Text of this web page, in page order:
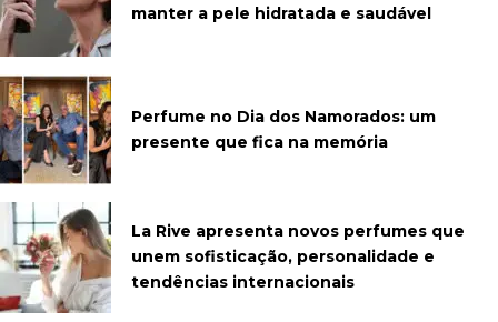
manter a pele hidratada e saudável
Perfume no Dia dos Namorados: um
presente que fica na memória
La Rive apresenta novos perfumes que
unem sofisticação, personalidade e
tendências internacionais